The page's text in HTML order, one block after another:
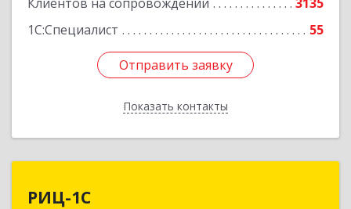
1С:Специалист
55
Отправить заявку
Показать контакты
Отправить заявку
Назад
РИЦ-1С